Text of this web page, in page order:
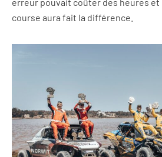
course aura fait la différence.